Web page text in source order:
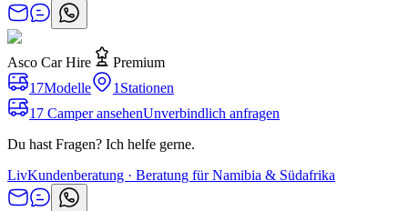
Asco Car Hire
Premium
17Modelle 1 Stationen
17 Camper ansehenUnverbindlich anfragen
Du hast Fragen? Ich helfe gerne.
LivKundenberatung · Beratung für Namibia & Südafrika